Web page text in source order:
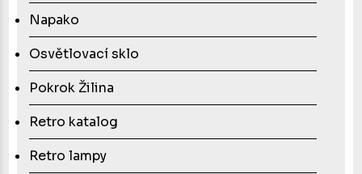
Napako
Osvětlovací sklo
Pokrok Žilina
Retro katalog
Retro lampy